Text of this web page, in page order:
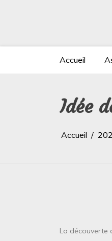
Accueil
Idée
Accueil
La découverte